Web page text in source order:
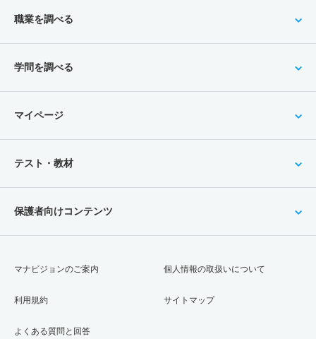
職業を調べる
学問を調べる
マイページ
テスト・教材
保護者向けコンテンツ
マナビジョンのご案内
利用規約
よくある質問と回答
個人情報の取扱いについて
サイトマップ